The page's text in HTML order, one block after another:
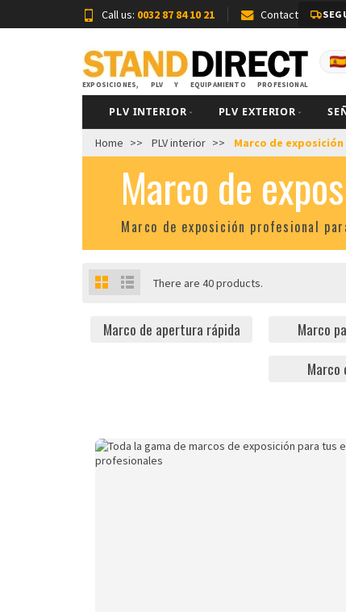
Call us: 0032 87 84 10 21 Contact
EXPOSICIONES, PLV Y EQUIPAMIENTO PROFESIONAL
PLV INTERIOR PLV EXTERIOR
Home PLV interior Marco de exposición
Marco de
Marco de exposición profesional
There are 40 products.
Marco de apertura rápida Marco